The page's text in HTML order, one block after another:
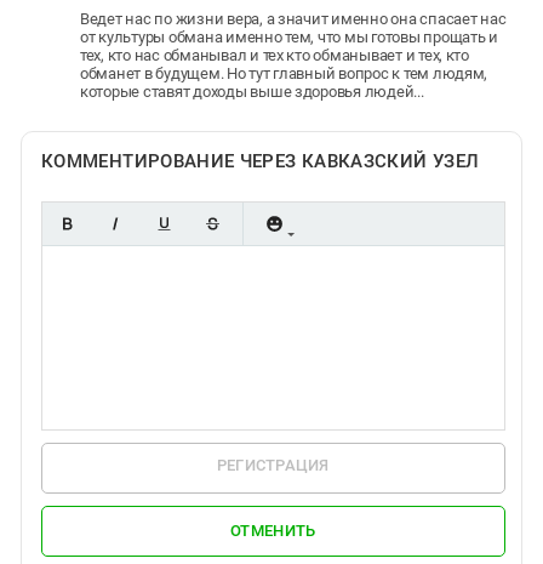
Ведет нас по жизни вера, а значит именно она спасает нас
от культуры обмана именно тем, что мы готовы прощать и
тех, кто нас обманывал и тех кто обманывает и тех, кто
обманет в будущем. Но тут главный вопрос к тем людям,
которые ставят доходы выше здоровья людей...
КОММЕНТИРОВАНИЕ ЧЕРЕЗ КАВКАЗСКИЙ УЗЕЛ
РЕГИСТРАЦИЯ
ОТМЕНИТЬ